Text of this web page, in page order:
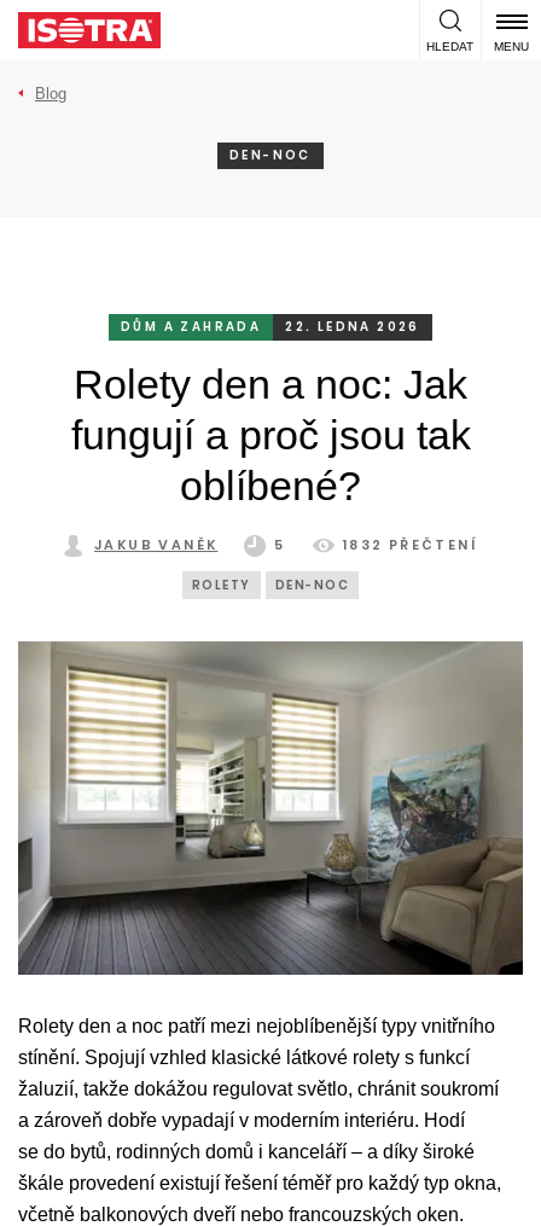
Přeskočit na obsah
HLEDAT MENU
Blog
DEN-NOC
DŮM A ZAHRADA 22. LEDNA 2026
Rolety den a noc: Jak
fungují a proč jsou tak
oblíbené?
JAKUB VANĚK 5 1832 PŘEČTENÍ
ROLETY DEN-NOC
Rolety den a noc patří mezi nejoblíbenější typy vnitřního
stínění. Spojují vzhled klasické látkové rolety s funkcí
žaluzií, takže dokážou regulovat světlo, chránit soukromí
a zároveň dobře vypadají v moderním interiéru. Hodí
se do bytů, rodinných domů i kanceláří – a díky široké
škále provedení existují řešení téměř pro každý typ okna,
včetně balkonových dveří nebo francouzských oken.